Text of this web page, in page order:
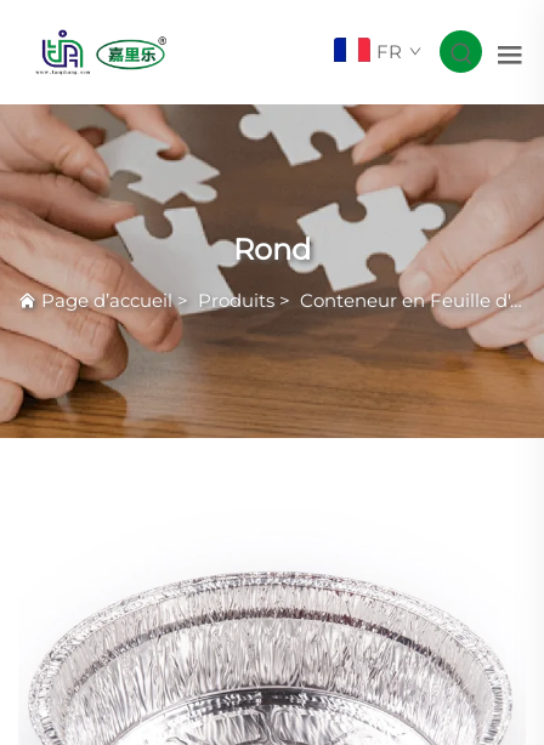
FR
Rond
Page d’accueil> Produits > Conteneur en Feuille d'Aluminium Courante avec Rides